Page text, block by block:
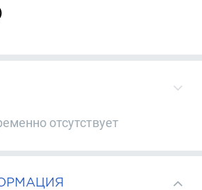
отсутствует